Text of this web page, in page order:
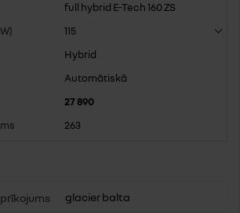
full hybrid E-Tech 160 ZS
115
Hybrid
Automātiskā
27 890
263
glacier balta